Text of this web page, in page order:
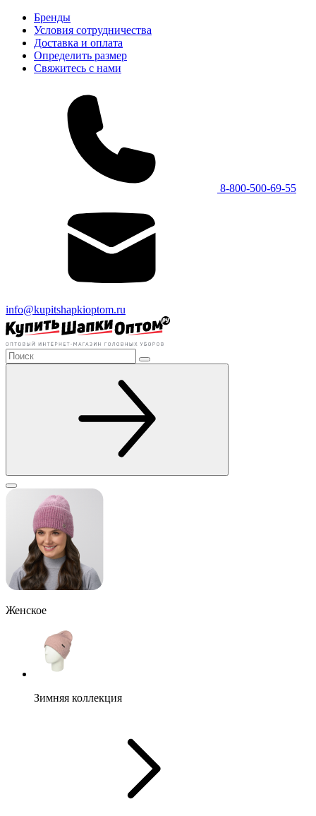
Бренды
Условия сотрудничества
Доставка и оплата
Определить размер
Свяжитесь с нами
8-800-500-69-55
info@kupitshapkioptom.ru
Женское
Зимняя коллекция